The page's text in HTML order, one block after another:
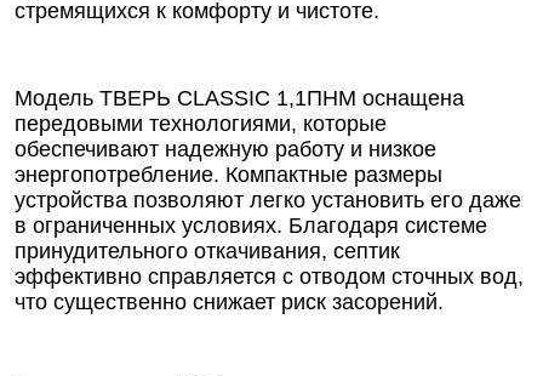
стремящихся к комфорту и чистоте.
Модель ТВЕРЬ CLASSIC 1,1ПНМ оснащена
передовыми технологиями, которые
обеспечивают надежную работу и низкое
энергопотребление. Компактные размеры
устройства позволяют легко установить его даже
в ограниченных условиях. Благодаря системе
принудительного откачивания, септик
эффективно справляется с отводом сточных вод,
что существенно снижает риск засорений.